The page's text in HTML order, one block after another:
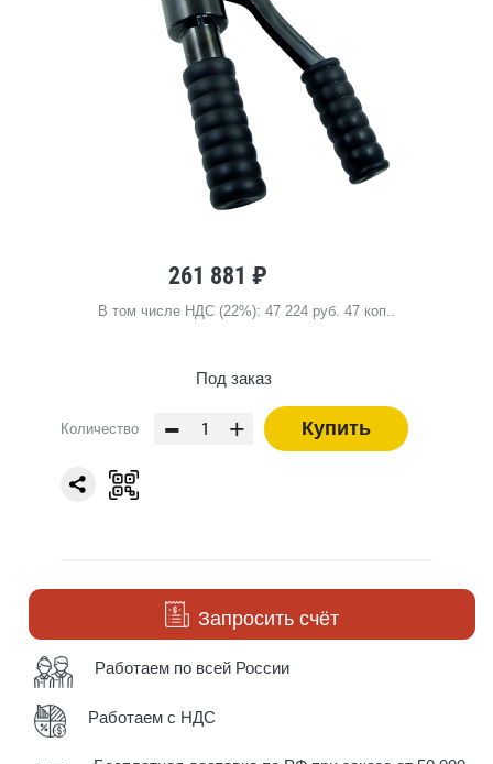
261 881 ₽
В том числе НДС (22%): 47 224 руб. 47 коп..
Под заказ
Количество - + Купить
Запросить счёт
Работаем по всей России
Работаем с НДС